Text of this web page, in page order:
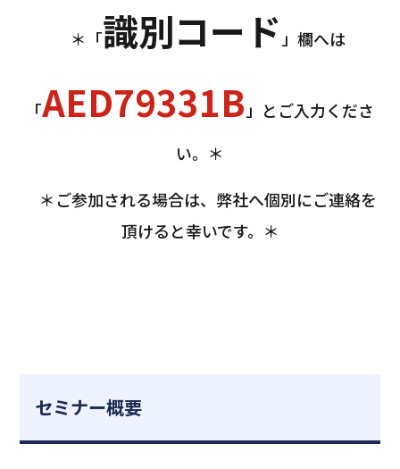
＊「識別コード」欄へは
「AED79331B」とご入力くださ
い。＊
＊ご参加される場合は、弊社へ個別にご連絡を
頂けると幸いです。＊
セミナー概要